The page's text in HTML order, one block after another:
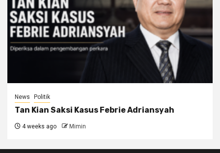
News Politik
Tan Kian Saksi Kasus Febrie Adriansyah
4 weeks ago Mimin